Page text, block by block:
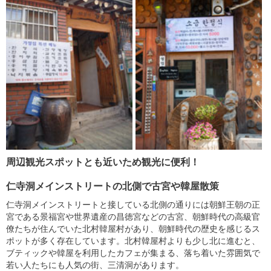
周辺観光スポットとも近いため観光に便利！
仁寺洞メインストリートの北側で古宮や韓屋散策
仁寺洞メインストリートと接している北側の通りには朝鮮王朝の正
宮である景福宮や世界遺産の昌徳宮などの古宮、朝鮮時代の高級官
僚たちが住んでいた北村韓屋村があり、朝鮮時代の歴史を感じるス
ポットが多く存在しています。北村韓屋村よりも少し北に進むと、
ブティックや韓屋を利用したカフェが集まる、落ち着いた雰囲気で
若い人たちにも人気の街、三清洞があります。